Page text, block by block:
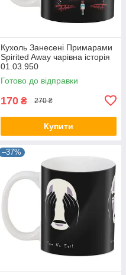
Кухоль Занесені Примарами
Spirited Away чарівна історія
01.03.950
Готово до відправки
170 ₴ 270 ₴
Купити
–37%